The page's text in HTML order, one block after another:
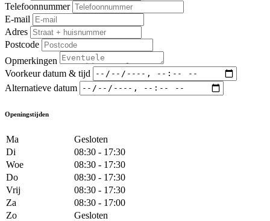
Telefoonnummer
E-mail
Adres
Postcode
Opmerkingen
Voorkeur datum & tijd
Alternatieve datum
Openingstijden
Ma
Gesloten
Di
08:30 - 17:30
Woe
08:30 - 17:30
Do
08:30 - 17:30
Vrij
08:30 - 17:30
Za
08:30 - 17:00
Zo
Gesloten